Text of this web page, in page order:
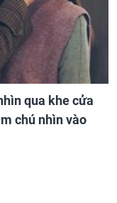
qua khe cửa
chú nhìn vào